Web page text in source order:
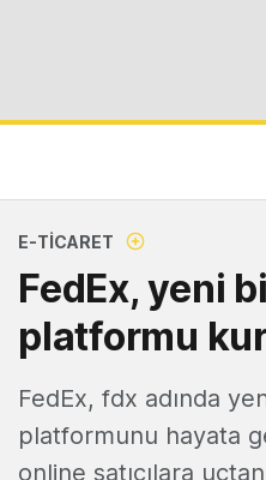
E-TICARET
FedEx, yeni
platformu
FedEx, fdx adında
platformunu hayata
online satıcılara